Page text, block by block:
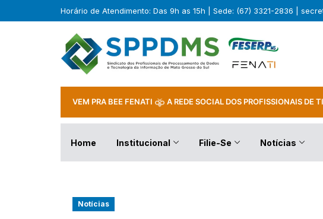
Horário de Atendimento: Das 9h as 15h | Sede: (67) 3321-2836 |
VEM PRA BEE FENATI A REDE SOCIAL DOS PROFISSIONAIS DE TI
Home Institucional Filie-Se Notícias
Notícias